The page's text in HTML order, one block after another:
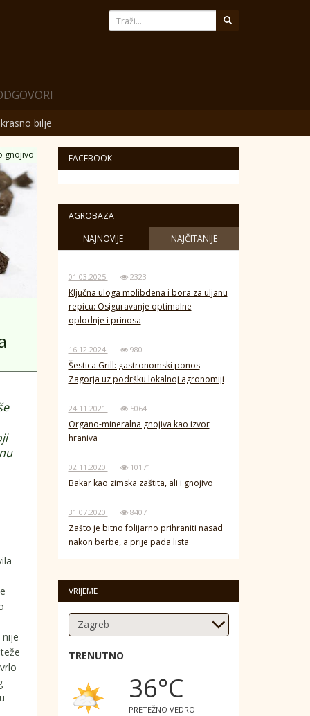
bilje
gnojivo FACEBOOK
AGROBAZA
NAJNOVIJE
NAJČITANIJE
01.03.2025. | 2323
Ključna uloga molibdena i bora za uljanu
repicu: Osiguravanje optimalne
oplodnje i prinosa
16.12.2024. | 980
Šestica Grill: gastronomski ponos
Zagorja uz podršku lokalnoj agronomiji
24.11.2021. | 5064
Organo-mineralna gnojiva kao izvor
hraniva
02.11.2020. | 10171
Bakar kao zimska zaštita, ali i gnojivo
31.07.2020. | 8407
Zašto je bitno folijarno prihraniti nasad
nakon berbe, a prije pada lista
VRIJEME
TRENUTNO
36°C
PRETEŽNO VEDRO